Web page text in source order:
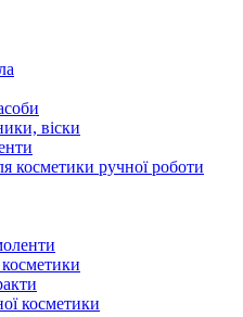
віски
косметики ручної роботи
косметики